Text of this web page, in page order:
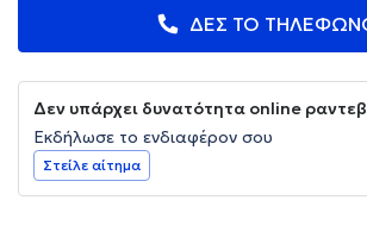
ΔΕΣ ΤΟ
Δεν υπάρχει δυνατότητα online
Εκδήλωσε το ενδιαφέρον σου
Στείλε αίτημα